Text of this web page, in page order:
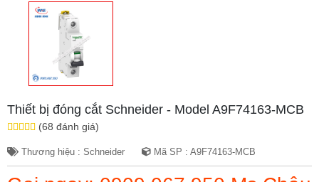
Thiết bị đóng cắt Schneider - Model A9F74163-MCB
(68 đánh giá)
Thương hiệu : Schneider Mã SP : A9F74163-MCB